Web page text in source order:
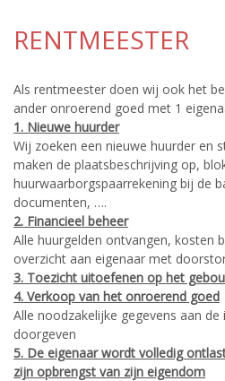
RENTMEESTER
Als rentmeester doen wij ook het
ander onroerend goed met 1
1. Nieuwe huurder
Wij zoeken een nieuwe huurder en
maken de plaatsbeschrijving op,
huurwaarborgspaarrekening bij de
documenten, ….
2. Financieel beheer
Alle huurgelden ontvangen, kosten
overzicht aan eigenaar met
3. Toezicht uitoefenen op het
4. Verkoop van het onroerend goed
Alle noodzakelijke gegevens aan
doorgeven
5. De eigenaar wordt volledig
zijn opbrengst van zijn eigendom